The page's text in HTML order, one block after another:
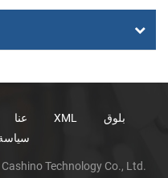
عنا XML
بلوق